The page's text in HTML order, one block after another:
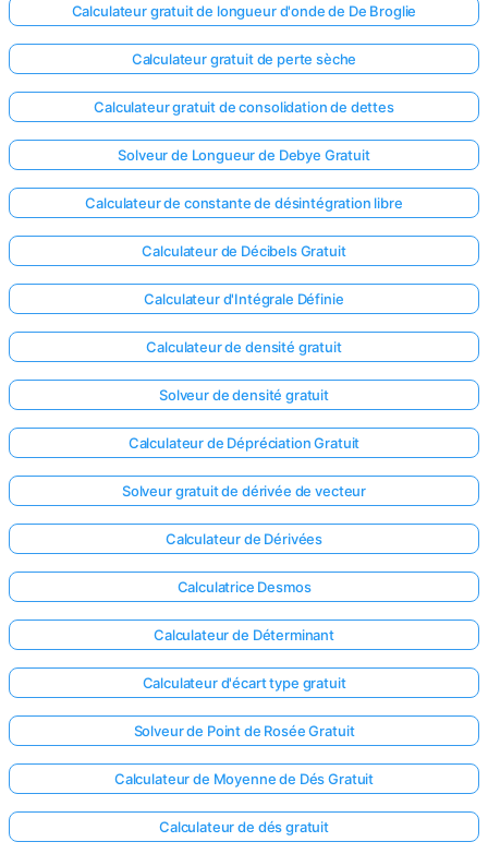
Calculateur gratuit de longueur d'onde de De Broglie
Calculateur gratuit de perte sèche
Calculateur gratuit de consolidation de dettes
Solveur de Longueur de Debye Gratuit
Calculateur de constante de désintégration libre
Calculateur de Décibels Gratuit
Calculateur d'Intégrale Définie
Calculateur de densité gratuit
Solveur de densité gratuit
Calculateur de Dépréciation Gratuit
Solveur gratuit de dérivée de vecteur
Calculateur de Dérivées
Calculatrice Desmos
Calculateur de Déterminant
Calculateur d'écart type gratuit
Solveur de Point de Rosée Gratuit
Calculateur de Moyenne de Dés Gratuit
Calculateur de dés gratuit